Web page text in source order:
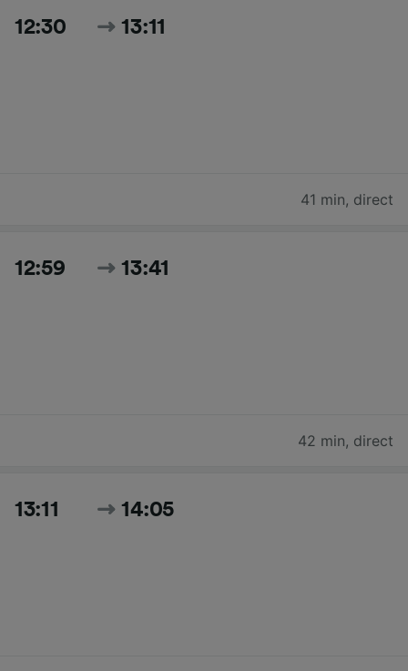
12:30 13:11
41 min, direct
12:59 13:41
42 min, direct
13:11 14:05